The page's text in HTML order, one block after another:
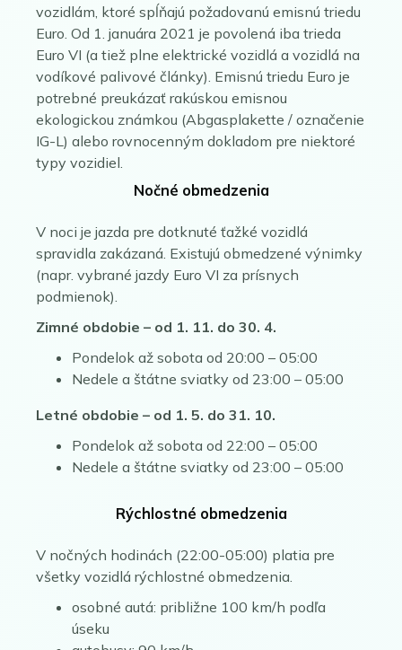
vozidlám, ktoré spĺňajú požadovanú emisnú triedu
Euro. Od 1. januára 2021 je povolená iba trieda
Euro VI (a tiež plne elektrické vozidlá a vozidlá na
vodíkové palivové články). Emisnú triedu Euro je
potrebné preukázať rakúskou emisnou
ekologickou známkou (Abgasplakette / označenie
IG-L) alebo rovnocenným dokladom pre niektoré
typy vozidiel.
Nočné obmedzenia
V noci je jazda pre dotknuté ťažké vozidlá
spravidla zakázaná. Existujú obmedzené výnimky
(napr. vybrané jazdy Euro VI za prísnych
podmienok).
Zimné obdobie – od 1. 11. do 30. 4.
Pondelok až sobota od 20:00 – 05:00
Nedele a štátne sviatky od 23:00 – 05:00
Letné obdobie – od 1. 5. do 31. 10.
Pondelok až sobota od 22:00 – 05:00
Nedele a štátne sviatky od 23:00 – 05:00
Rýchlostné obmedzenia
V nočných hodinách (22:00-05:00) platia pre
všetky vozidlá rýchlostné obmedzenia.
osobné autá: približne 100 km/h podľa
úseku